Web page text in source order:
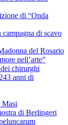
di “Onda
di scavo
del Rosario
nell’arte”
chirurghi
anni di
di Berlingeri